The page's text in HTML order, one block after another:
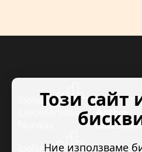
Този сайт
Ние използваме